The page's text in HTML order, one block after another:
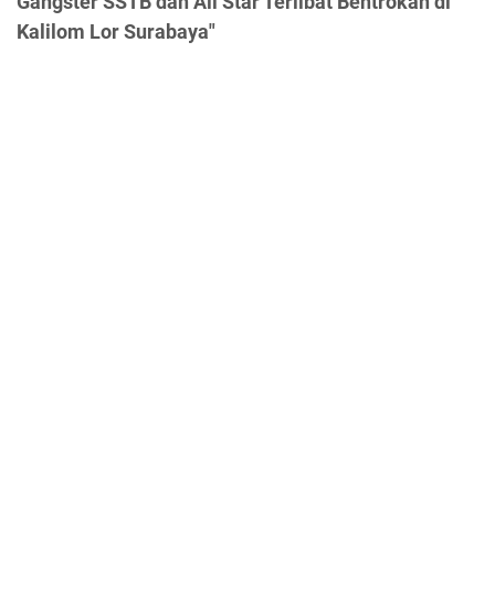
Kalilom Lor Surabaya"